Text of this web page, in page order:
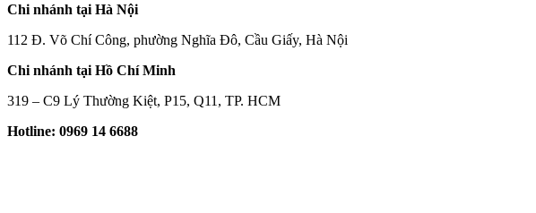
Chi nhánh tại Hà Nội
112 Đ. Võ Chí Công, phường Nghĩa Đô, Cầu Giấy, Hà Nội
Chi nhánh tại Hồ Chí Minh
319 – C9 Lý Thường Kiệt, P15, Q11, TP. HCM
Hotline: 0969 14 6688